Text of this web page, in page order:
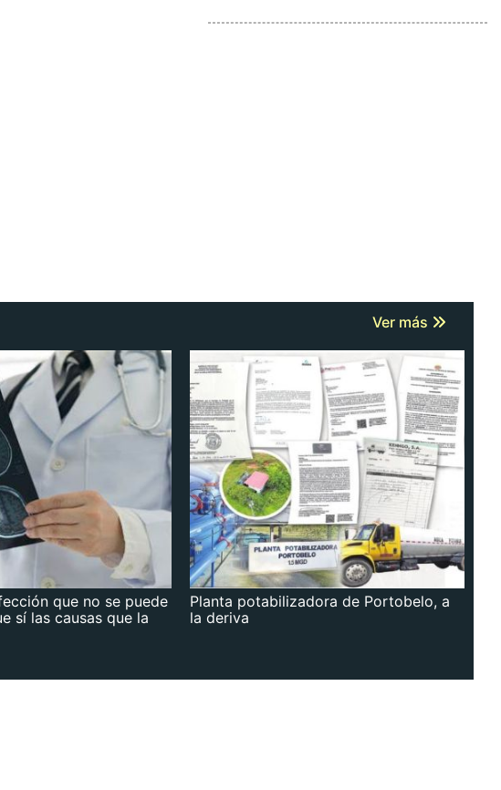
Ver más
que no se puede
sí las causas que la
Planta potabilizadora de Portobelo, a
la deriva